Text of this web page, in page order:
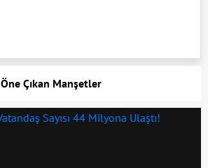
Öne Çıkan Manşetler